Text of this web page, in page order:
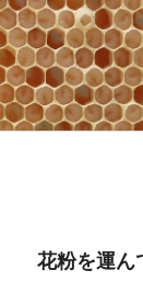
花粉を運ん